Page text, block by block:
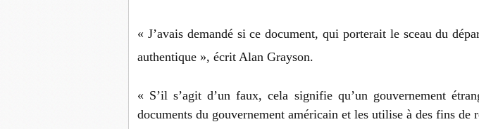
« J’avais demandé si ce document, qui porterait le sceau du
authentique », écrit Alan Grayson.
« S’il s’agit d’un faux, cela signifie qu’un gouvernement
documents du gouvernement américain et les utilise à des fins de